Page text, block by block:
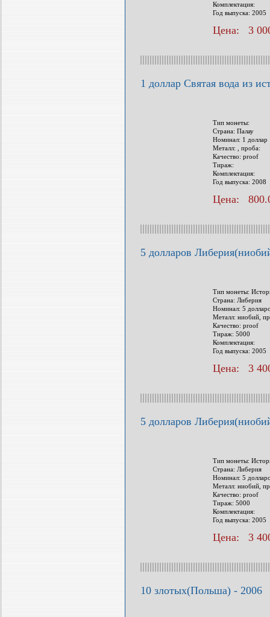
Комплектация:
Год выпуска: 2005
Цена: 3
1 доллар Святая вода из
Тип монеты:
Страна: Палау
Номинал: 1 доллар
Металл: , проба:
Качество: proof
Тираж:
Комплектация:
Год выпуска: 2008
Цена:
5 долларов
Тип монеты:
Страна: Либерия
Номинал: 5
Металл: ниобий,
Качество: proof
Тираж: 5000
Комплектация:
Год выпуска: 2005
Цена: 3
5 долларов
Тип монеты:
Страна: Либерия
Номинал: 5
Металл: ниобий,
Качество: proof
Тираж: 5000
Комплектация:
Год выпуска: 2005
Цена: 3
10 злотых(Польша) - 2006